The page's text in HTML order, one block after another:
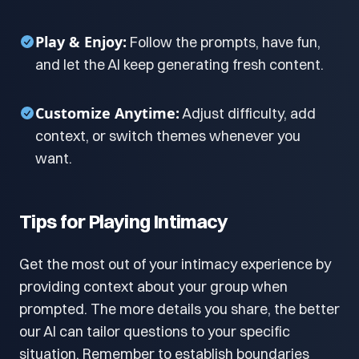
Play & Enjoy: Follow the prompts, have fun,
and let the AI keep generating fresh content.
Customize Anytime:Adjust difficulty, add
context, or switch themes whenever you
want.
Tips for Playing Intimacy
Get the most out of your intimacy experience by
providing context about your group when
prompted. The more details you share, the better
our AI can tailor questions to your specific
situation. Remember to establish boundaries